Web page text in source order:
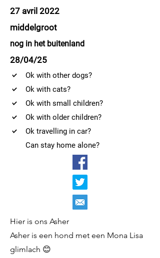
27 avril 2022
middelgroot
nog in het buitenland
28/04/25
Ok with other dogs?
Ok with cats?
Ok with small children?
Ok with older children?
Ok travelling in car?
Can stay home alone?
Hier is ons Asher
Asher is een hond met een Mona Lisa
glimlach 😊